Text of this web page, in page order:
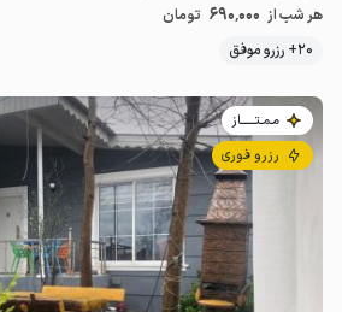
هر شب از 690٬000 تومان
20+ رزرو موفق
مـمـتــــــاز
رزرو فوری